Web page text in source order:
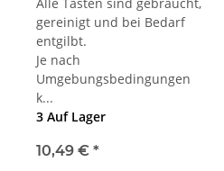
gereinigt und bei Bedarf
entgilbt.
Je nach
Umgebungsbedingungen
k...
3 Auf Lager
10,49 € *